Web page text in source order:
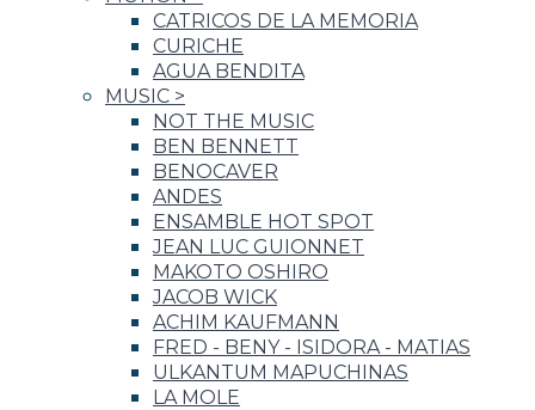
CATRICOS DE LA MEMORIA
CURICHE
AGUA BENDITA
MUSIC >
NOT THE MUSIC
BEN BENNETT
BENOCAVER
ANDES
ENSAMBLE HOT SPOT
JEAN LUC GUIONNET
MAKOTO OSHIRO
JACOB WICK
ACHIM KAUFMANN
FRED - BENY - ISIDORA - MATIAS
ULKANTUM MAPUCHINAS
LA MOLE